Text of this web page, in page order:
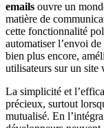
emails ouvre un
matière de
cette fonctionnalité
automatiser l’envoi
bien plus encore,
utilisateurs sur un site
La simplicité et
précieux, surtout
mutualisé. En